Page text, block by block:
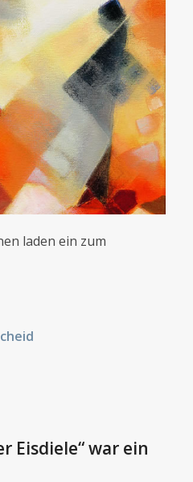
laden ein zum
Eisdiele“ war ein